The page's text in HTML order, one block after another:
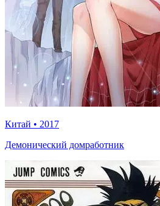
Китай • 2017
Демонический домработник